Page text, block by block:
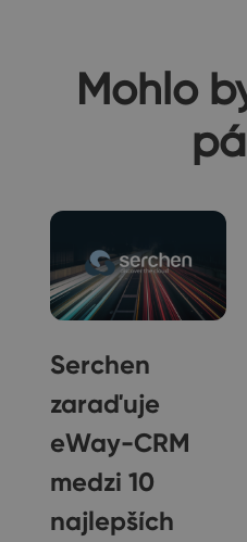
Mohlo
Serchen
zaraďuje
eWay-CRM
medzi 10
najlepších